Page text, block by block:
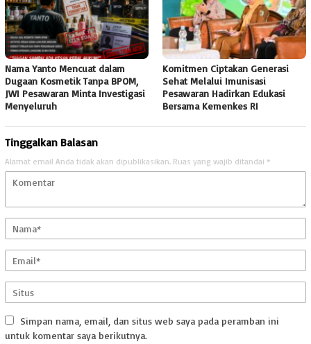
Nama Yanto Mencuat dalam
Dugaan Kosmetik Tanpa BPOM,
JWI Pesawaran Minta Investigasi
Menyeluruh
Komitmen Ciptakan Generasi
Sehat Melalui Imunisasi
Pesawaran Hadirkan Edukasi
Bersama Kemenkes RI
Tinggalkan Balasan
Alamat email Anda tidak akan dipublikasikan. Ruas yang wajib ditandai *
Simpan nama, email, dan situs web saya pada peramban ini
untuk komentar saya berikutnya.